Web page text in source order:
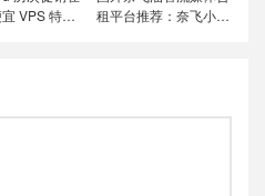
VPS 特价
租平台推荐：奈飞小